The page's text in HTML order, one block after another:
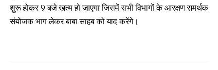
शुरू होकर 9 बजे खत्म हो जाएगा जिसमें सभी विभागों के आरक्षण समर्थक
संयोजक भाग लेकर बाबा साहब को याद करेंगे।